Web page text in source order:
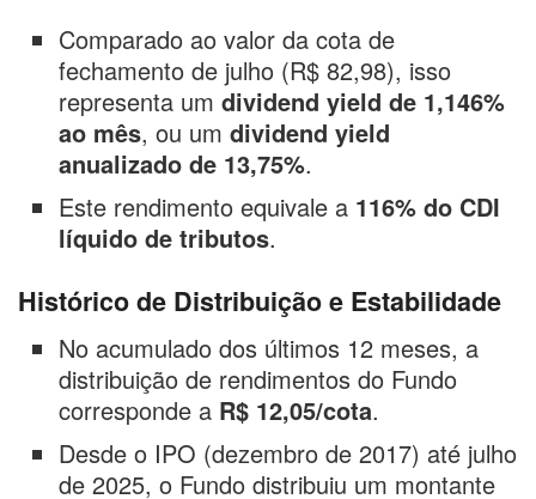
Comparado ao valor da cota de
fechamento de julho (R$ 82,98), isso
representa umdividend yield de 1,146%
ao mês, ou umdividend yield
anualizado de 13,75%.
Este rendimento equivale a 116% do CDI
líquido de tributos.
Histórico de Distribuição e Estabilidade
No acumulado dos últimos 12 meses, a
distribuição de rendimentos do Fundo
corresponde a R$ 12,05/cota.
Desde o IPO (dezembro de 2017) até julho
de 2025, o Fundo distribuiu um montante